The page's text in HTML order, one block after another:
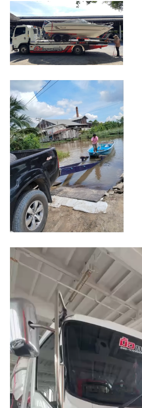
มาตรฐาน
ระหว่าง
การ
ยก
ย้าย
การ
ทาง
เรือ
ให้
ถึงที่
หมาย